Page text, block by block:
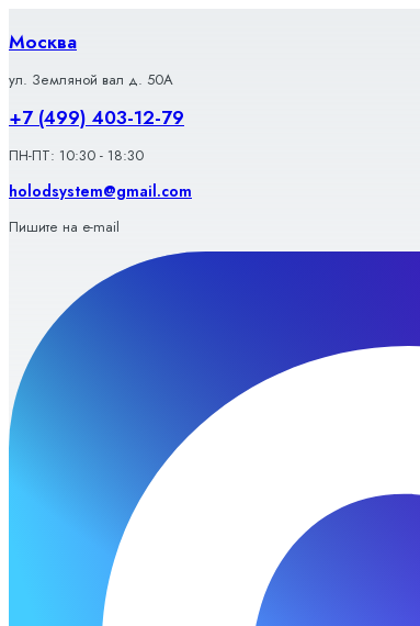
к
содержимому
Москва
ул. Земляной вал д. 50А
+7 (499) 403-12-79
ПН-ПТ: 10:30 - 18:30
holodsystem@gmail.com
Пишите на e-mail